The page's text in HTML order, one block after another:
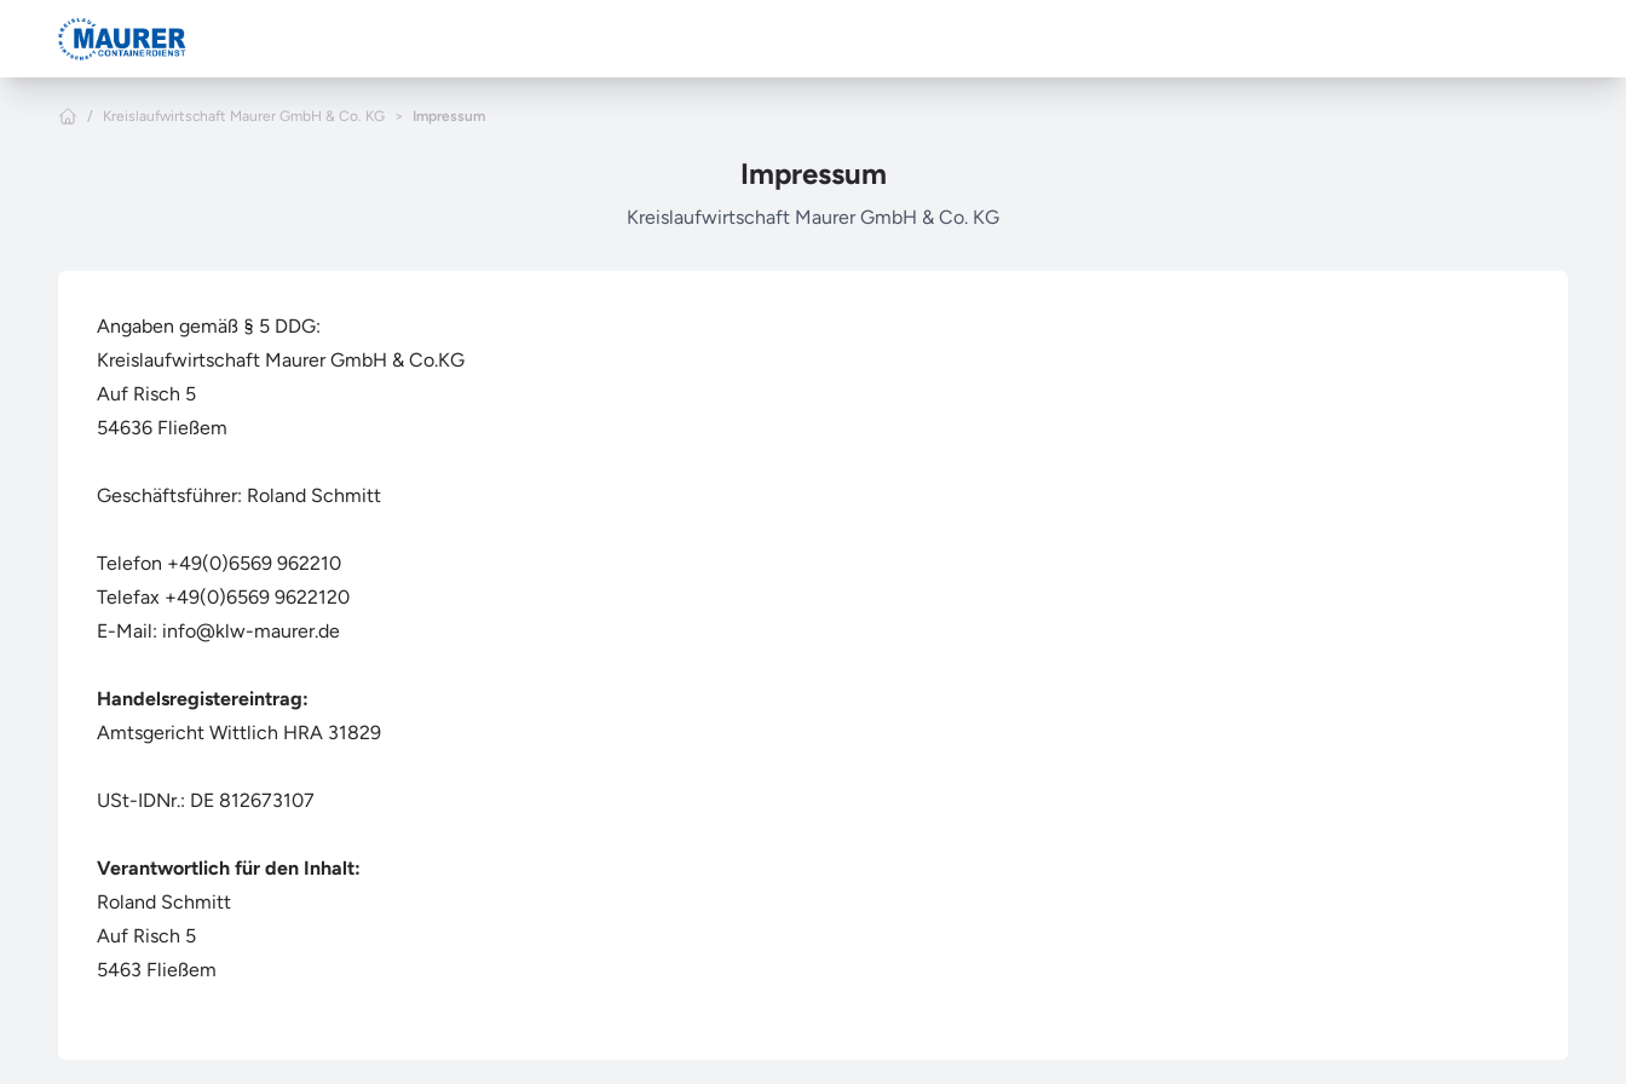
Zum Hauptinhalt springen
Home
/ Kreislaufwirtschaft Maurer GmbH & Co. KG > Impressum
Impressum
Kreislaufwirtschaft Maurer GmbH & Co. KG
Angaben gemäß § 5 DDG:
Kreislaufwirtschaft Maurer GmbH & Co.KG
Auf Risch 5
54636 Fließem
Geschäftsführer: Roland Schmitt
Telefon +49(0)6569 962210
Telefax +49(0)6569 9622120
E-Mail: info@klw-maurer.de
Handelsregistereintrag:
Amtsgericht Wittlich HRA 31829
USt-IDNr.: DE 812673107
Verantwortlich für den Inhalt:
Roland Schmitt
Auf Risch 5
5463 Fließem